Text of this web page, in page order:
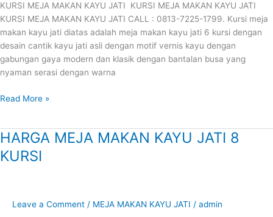
KURSI MEJA MAKAN KAYU JATI KURSI MEJA MAKAN KAYU JATI
KURSI MEJA MAKAN KAYU JATI CALL : 0813-7225-1799. Kursi meja
makan kayu jati diatas adalah meja makan kayu jati 6 kursi dengan
desain cantik kayu jati asli dengan motif vernis kayu dengan
gabungan gaya modern dan klasik dengan bantalan busa yang
nyaman serasi dengan warna
Read More »
HARGA MEJA MAKAN KAYU JATI 8
KURSI
Leave a Comment / MEJA MAKAN KAYU JATI / admin
HARGA
MEJA
MAKAN